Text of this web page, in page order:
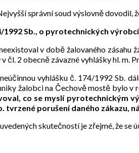
správní soud výslovně dovodil,
1992 Sb., o pyrotechnických
v době žalovaného
v čl. 2 obecně závazné vyhlášky hl.
vyhlášku č. 174/1992 Sb.
žalobci na Čechově mostě bylo v
co se myslí pyrotechnickým
tvrzené porušení daného zákazu,
skutečností je zřejmé, že